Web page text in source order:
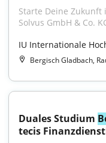
Starte Deine Zukunft
Solvus GmbH & Co.
IU Internationale
Bergisch Gladbach,
Duales Studium
tecis